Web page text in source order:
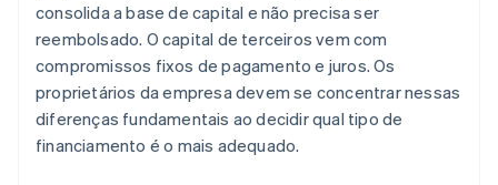
consolida a base de capital e não precisa ser
reembolsado. O capital de terceiros vem com
compromissos fixos de pagamento e juros. Os
proprietários da empresa devem se concentrar nessas
diferenças fundamentais ao decidir qual tipo de
financiamento é o mais adequado.